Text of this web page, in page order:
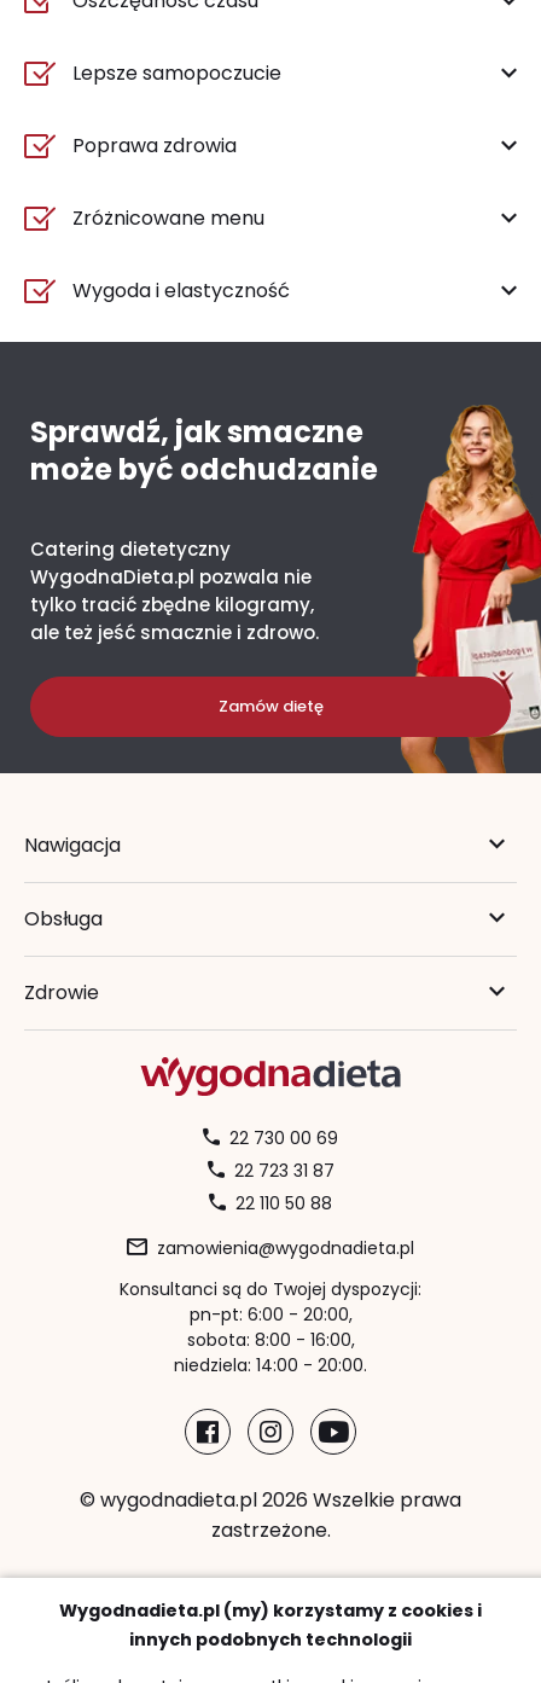
Lepsze samopoczucie
Poprawa zdrowia
Zróżnicowane menu
Wygoda i elastyczność
Sprawdź, jak smaczne
może być odchudzanie
Catering dietetyczny
WygodnaDieta.pl pozwala nie
tylko tracić zbędne kilogramy,
ale też jeść smacznie i zdrowo.
Zamów dietę
Nawigacja
Obsługa
Zdrowie
22 730 00 69
22 723 31 87
22 110 50 88
zamowienia@wygodnadieta.pl
Konsultanci są do Twojej dyspozycji:
pn-pt: 6:00 - 20:00,
sobota: 8:00 - 16:00,
niedziela: 14:00 - 20:00.
© wygodnadieta.pl 2026 Wszelkie prawa
zastrzeżone.
Metody płatności:
Wygodnadieta.pl (my) korzystamy z cookies i
innych podobnych technologii